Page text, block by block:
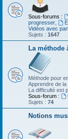
Sous-forums :
progresser
Vidéos avec
Sujets : 1647
La méthode
Méthode pour
Apprendre de la
La difficulté est
Sous-forum :
Sujets : 74
Notions